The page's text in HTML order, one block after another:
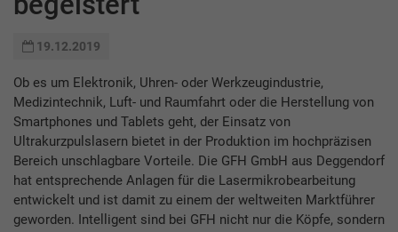
19.12.2019
Ob es um Elektronik, Uhren- oder Werkzeugindustrie,
Medizintechnik, Luft- und Raumfahrt oder die Herstellung von
Smartphones und Tablets geht, der Einsatz von
Ultrakurzpulslasern bietet in der Produktion im hochpräzisen
Bereich unschlagbare Vorteile. Die GFH GmbH aus Deggendorf
hat entsprechende Anlagen für die Lasermikrobearbeitung
entwickelt und ist damit zu einem der weltweiten Marktführer
geworden. Intelligent sind bei GFH nicht nur die Köpfe, sondern